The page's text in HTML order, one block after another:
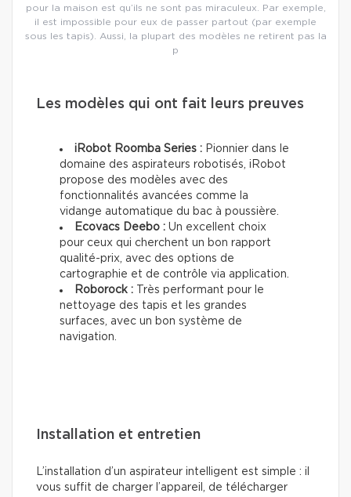
pour la maison est qu’ils ne sont pas miraculeux. Par exemple,
il est impossible pour eux de passer partout (par exemple
sous les tapis). Aussi, la plupart des modèles ne retirent pas la
p
Les modèles qui ont fait leurs preuves
iRobot Roomba Series : Pionnier dans le
domaine des aspirateurs robotisés, iRobot
propose des modèles avec des
fonctionnalités avancées comme la
vidange automatique du bac à poussière.
Ecovacs Deebo : Un excellent choix
pour ceux qui cherchent un bon rapport
qualité-prix, avec des options de
cartographie et de contrôle via application.
Roborock : Très performant pour le
nettoyage des tapis et les grandes
surfaces, avec un bon système de
navigation.
Installation et entretien
L’installation d’un aspirateur intelligent est simple : il
vous suffit de charger l’appareil, de télécharger